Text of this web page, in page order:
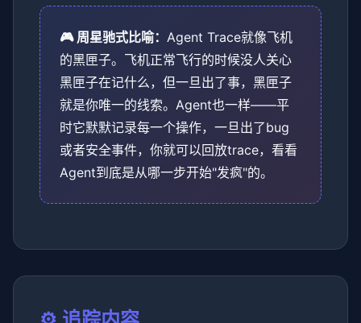
🎮 周星驰式比喻： Agent Trace就像飞机
的黑匣子。飞机正常飞行的时候没人关心
黑匣子在记什么，但一旦出了事，黑匣子
就是你唯一的线索。Agent也一样——平
时它默默记录每一个操作，一旦出了bug
或者安全事件，你就可以回放trace，看看
Agent到底是从哪一步开始"发疯"的。